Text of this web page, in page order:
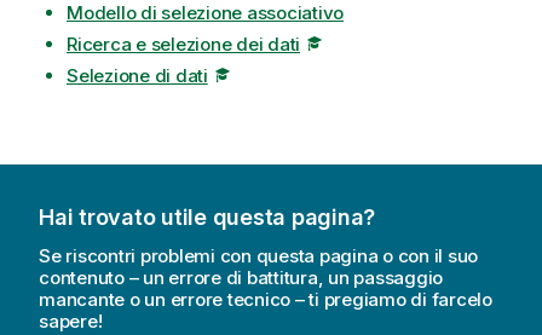
Modello di selezione associativo
Ricerca e selezione dei dati
Selezione di dati
Hai trovato utile questa pagina?
Se riscontri problemi con questa pagina o con il suo
contenuto – un errore di battitura, un passaggio
mancante o un errore tecnico – ti pregiamo di farcelo
sapere!